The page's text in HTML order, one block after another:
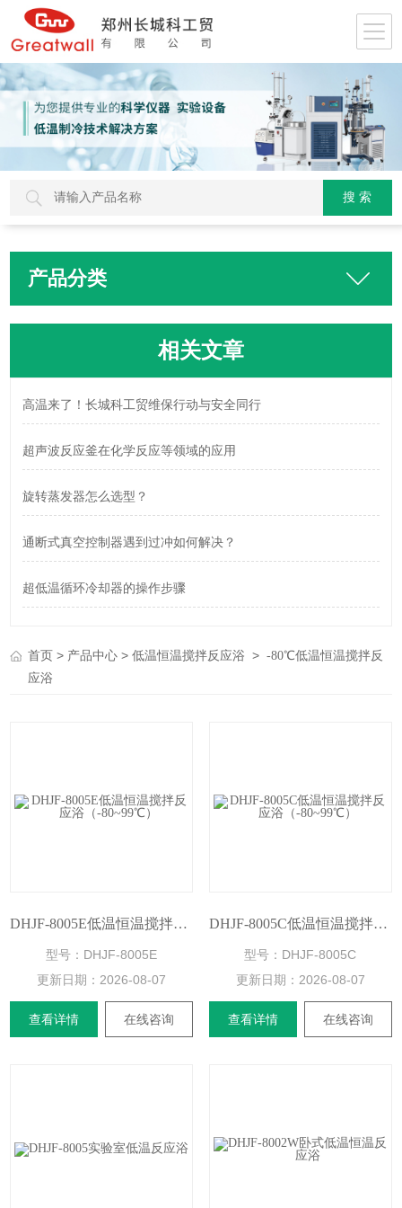
产品分类
相关文章
高温来了！长城科工贸维保行动与安全同行
超声波反应釜在化学反应等领域的应用
旋转蒸发器怎么选型？
通断式真空控制器遇到过冲如何解决？
超低温循环冷却器的操作步骤
首页 > 产品中心 >低温恒温搅拌反应浴 >-80℃低温恒温搅拌反
应浴
DHJF-8005E低温恒温搅拌反应浴（-80~99℃）
型号：DHJF-8005E
更新日期： 2026-08-07
查看详情 在线咨询
DHJF-8005C低温恒温搅拌反应浴（-80~99℃）
型号：DHJF-8005C
更新日期： 2026-08-07
查看详情 在线咨询